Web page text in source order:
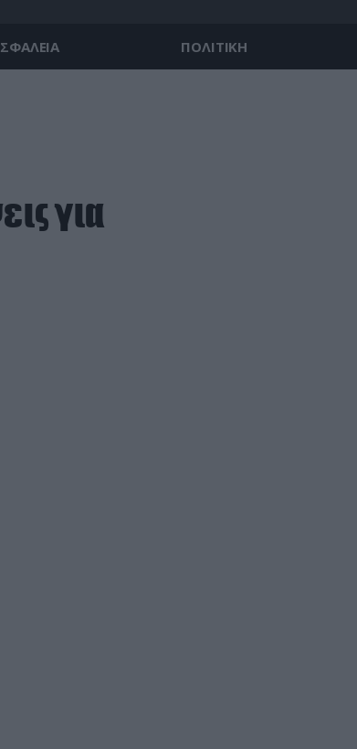
ΠΟΛΙΤΙΚΗ
για